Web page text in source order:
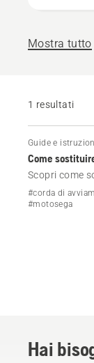
Mostra tutto
1 resultati
Guide e
Come
Scopri come
motosega
#corda di
#motosega
Hai